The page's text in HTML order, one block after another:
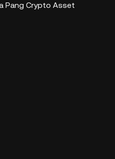
Pang Crypto Asset